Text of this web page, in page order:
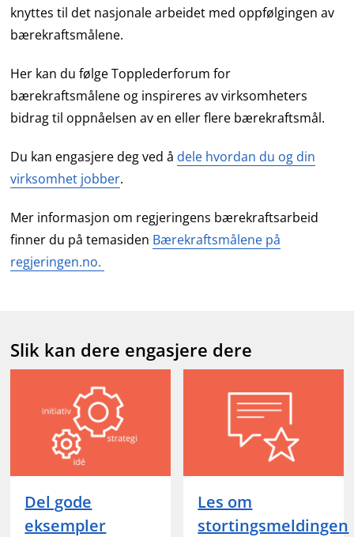
knyttes til det nasjonale arbeidet med oppfølgingen av
bærekraftsmålene.
Her kan du følge Topplederforum for
bærekraftsmålene og inspireres av virksomheters
bidrag til oppnåelsen av en eller flere bærekraftsmål.
Du kan engasjere deg ved å dele hvordan du og din
virksomhet jobber.
Mer informasjon om regjeringens bærekraftsarbeid
finner du på temasiden Bærekraftsmålene på
regjeringen.no.
Slik kan dere engasjere dere
Del gode
eksempler
Les om
stortingsmeldingen